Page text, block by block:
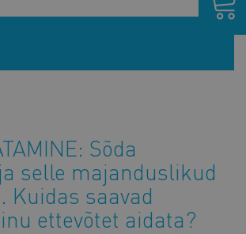
Sõda
selle majanduslikud
Kuidas saavad
ettevõtet aidata?